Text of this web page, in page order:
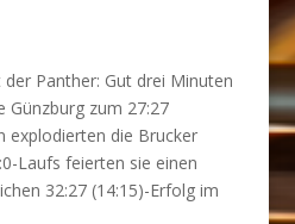
Panther: Gut drei Minuten
Günzburg zum 27:27
explodierten die Brucker
Laufs feierten sie einen
32:27 (14:15)-Erfolg im